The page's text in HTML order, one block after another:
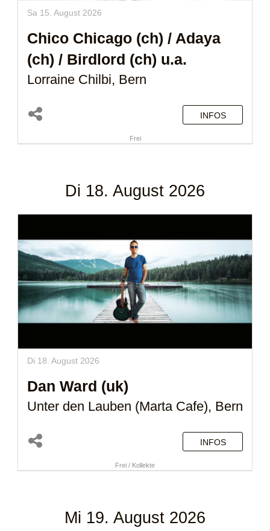
Sa 15. August 2026
Chico Chicago (ch) / Adaya
(ch) / Birdlord (ch) u.a.
Lorraine Chilbi, Bern
INFOS
Frei
Di 18. August 2026
Di 18. August 2026
Dan Ward (uk)
Unter den Lauben (Marta Cafe), Bern
INFOS
Frei / Kollekte
Mi 19. August 2026